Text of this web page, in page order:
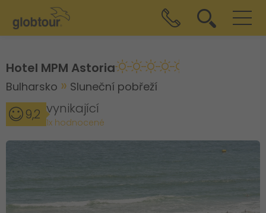
Hotel MPM Astoria
Bulharsko Sluneční pobřeží
9,2 vynikající
1x hodnocené